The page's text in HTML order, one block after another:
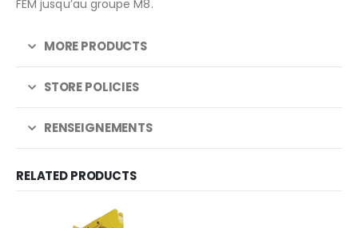
FEM jusqu’au groupe M8.
MORE PRODUCTS
STORE POLICIES
RENSEIGNEMENTS
RELATED PRODUCTS